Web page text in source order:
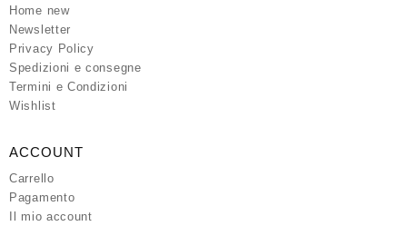
Home new
Newsletter
Privacy Policy
Spedizioni e consegne
Termini e Condizioni
Wishlist
ACCOUNT
Carrello
Pagamento
Il mio account